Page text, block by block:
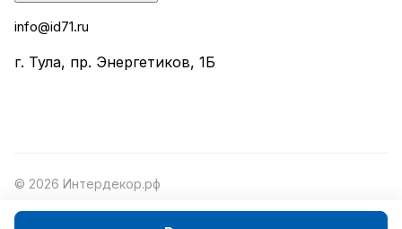
info@id71.ru
г. Тула, пр. Энергетиков, 1Б
© 2026 Интердекор.рф